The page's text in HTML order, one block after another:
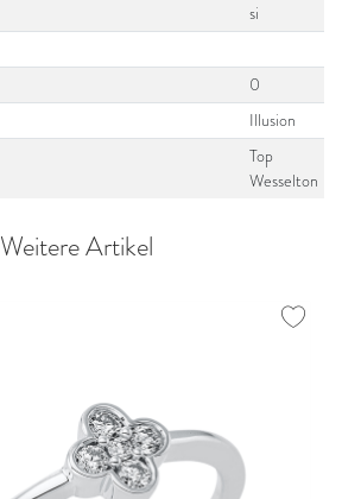
si
0
Illusion
Top
Wesselton
Weitere Artikel